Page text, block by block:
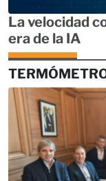
La velocidad
era de la IA